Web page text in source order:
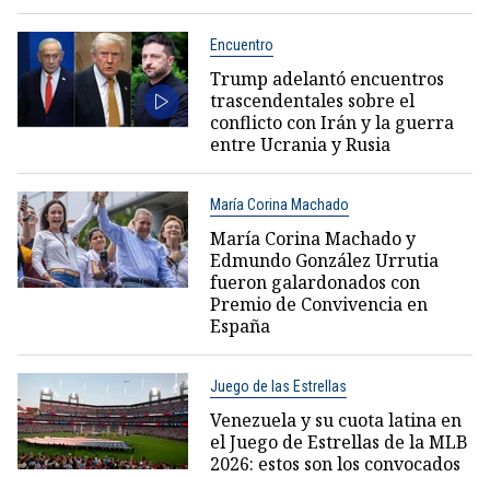
Encuentro
Trump adelantó encuentros
trascendentales sobre el
conflicto con Irán y la guerra
entre Ucrania y Rusia
María Corina Machado
María Corina Machado y
Edmundo González Urrutia
fueron galardonados con
Premio de Convivencia en
España
Juego de las Estrellas
Venezuela y su cuota latina en
el Juego de Estrellas de la MLB
2026: estos son los convocados